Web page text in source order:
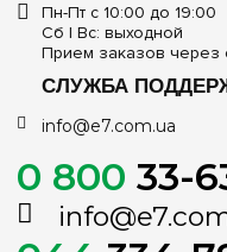
Пн-Пт с 10:00 до 19:00
Сб | Вс: выходной
Прием заказов через
СЛУЖБА
info@e7.com.ua
0 800 33-